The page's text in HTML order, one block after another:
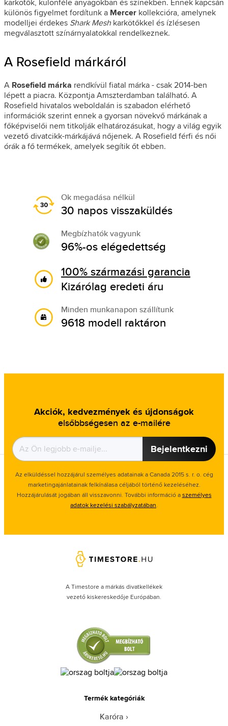
különös figyelmet fordítunk a Mercer kollekcióra, amelynek
modelljei érdekes Shark Mesh karkötőkkel és ízlésesen
megválasztott színárnyalatokkal rendelkeznek.
A Rosefield márkáról
A Rosefield márka rendkívül fiatal márka - csak 2014-ben
lépett a piacra. Központja Amszterdamban található. A
Rosefield hivatalos weboldalán is szabadon elérhető
információk szerint ennek a gyorsan növekvő márkának a
főképviselői nem titkolják elhatározásukat, hogy a világ egyik
vezető divatcikk-márkájává nőjenek. A Rosefield férfi és női
órák a fő termékek, amelyek segítik őt ebben.
Ok megadása nélkül
30 napos visszaküldés
Megbízhatók vagyunk
96%-os elégedettség
100% származási garancia
Kizárólag eredeti áru
Minden munkanapon szállítunk
9618 modell raktáron
Akciók, kedvezmények és újdonságok
elsőbbségesen az e-mailére
Bejelentkezni
Az elküldéssel hozzájárul személyes adatainak a Canada 2015 s. r. o. cég
marketingajánlatainak felkínálasa céljából történő kezeléséhez.
Hozzájárulását jogában áll visszavonni. További információ aszemélyes
adatok kezelési szabályzatában.
A Timestore a márkás divatkellékek
vezető kiskereskedője Európában.
Termék kategóriák
Karóra